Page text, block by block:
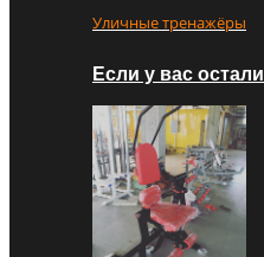
Уличные тренажёры
Если у вас